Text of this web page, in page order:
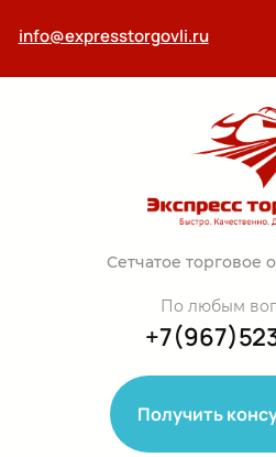
info@expresstorgovli.ru
Сетчатое торговое
По любым
Получить